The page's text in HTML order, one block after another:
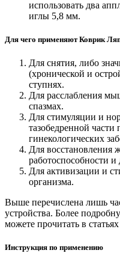
использовать два
иглы 5,8 мм.
Для чего применяют Коврик
Для снятия, либо
(хронической и
ступнях.
Для расслабления
спазмах.
Для стимуляции и
тазобедренной
гинекологических
Для восстановления
работоспособности и
Для активизации и
организма.
Выше перечислена лишь
устройства. Более
можете прочитать в
Инструкция по применению